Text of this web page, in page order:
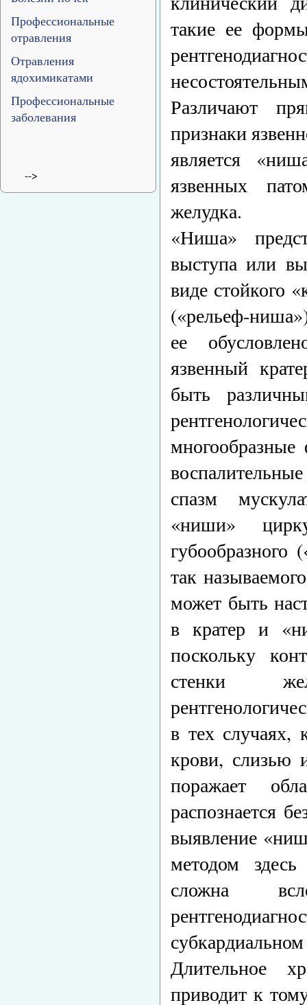
Профессиональные
отравления
Отравления
ядохимикатами
Профессиональные
заболевания
-->
такие ее
Различают
признаки
является
язвенных
желудка.
«Ниша»
выступа или
виде стойкого
(«рельеф-
ее
язвенный
быть
спазм
«ниши»
губообразного
так
может быть
в кратер и
поскольку
стенки
в тех случаях,
крови, слизью
поражает
распознается
выявление
методом
сложна
Длительное
приводит к